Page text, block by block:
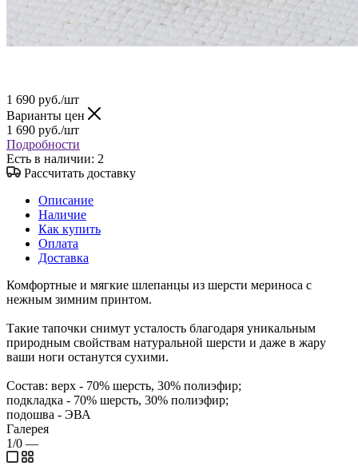
1 690 руб./шт
Варианты цен
1 690 руб./шт
Подробности
Есть в наличии: 2
Рассчитать доставку
Описание
Наличие
Как купить
Оплата
Доставка
Комфортные и мягкие шлепанцы из шерсти мериноса с
нежным зимним принтом.
Такие тапочки снимут усталость благодаря уникальным
природным свойствам натуральной шерсти и даже в жару
ваши ноги останутся сухими.
Состав: верх - 70% шерсть, 30% полиэфир;
подкладка - 70% шерсть, 30% полиэфир;
подошва - ЭВА
Галерея
1/0 —